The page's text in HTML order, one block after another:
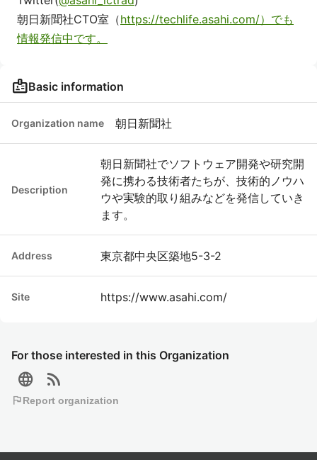
For those interested in this Organization
language rss_feed
flagReport organization
朝日新聞社CTO室（https://techlife.asahi.com/）でも
情報発信中です。
badgeBasic information
Organization name 朝日新聞社
Description
朝日新聞社でソフトウェア開発や研究開
発に携わる技術者たちが、技術的ノウハ
ウや実験的取り組みなどを発信していき
ます。
Address 東京都中央区築地5-3-2
Site https://www.asahi.com/